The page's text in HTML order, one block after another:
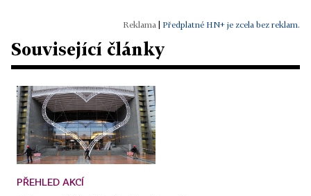
Předplatné HN+ je zcela bez reklam.
Související články
PŘEHLED AKCÍ